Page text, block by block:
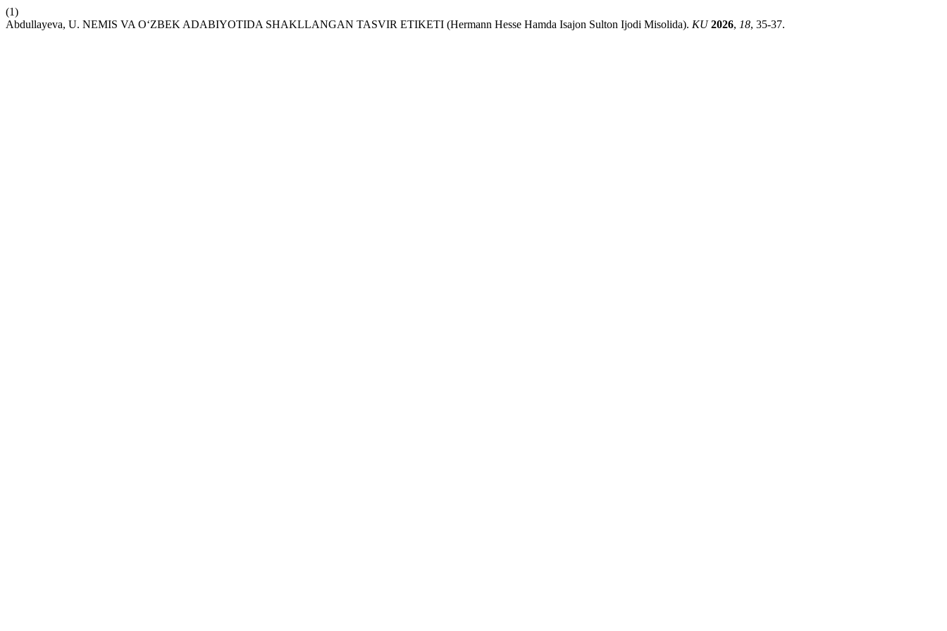
(1)
Abdullayeva, U. NEMIS VA O‘ZBEK ADABIYOTIDA SHAKLLANGAN TASVIR ETIKETI (Hermann Hesse Hamda Isajon Sulton Ijodi Misolida). KU 2026, 18, 35-37.